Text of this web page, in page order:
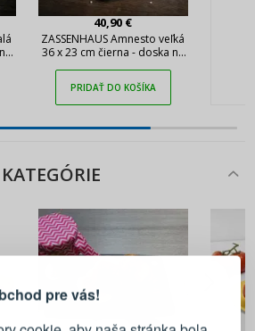
pre vás!
40,90 €
ZASSENHAUS Amnesto veľká
36 x 23 cm čierna - doska na
dreveného vlákna
PRIDAŤ DO KOŠÍKA
REGISTRÁCIA
sa k svojmu účtu